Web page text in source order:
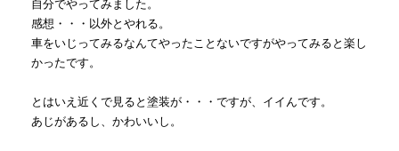
自分でやってみました。
感想・・・以外とやれる。
車をいじってみるなんてやったことないですがやってみると楽し
かったです。
とはいえ近くで見ると塗装が・・・ですが、イイんです。
あじがあるし、かわいいし。